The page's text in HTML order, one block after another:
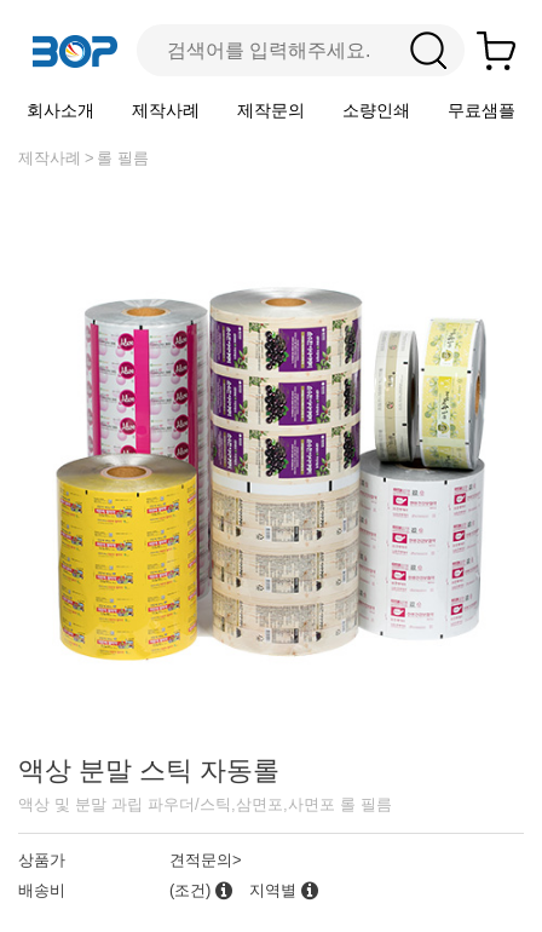
회사소개 제작사례 제작문의 소량인쇄 무료샘플
제작사례 롤 필름
액상 분말 스틱 자동롤
액상 및 분말 과립 파우더/스틱,삼면포,사면포 롤 필름
상품가
견적문의>
배송비
(조건) 지역별